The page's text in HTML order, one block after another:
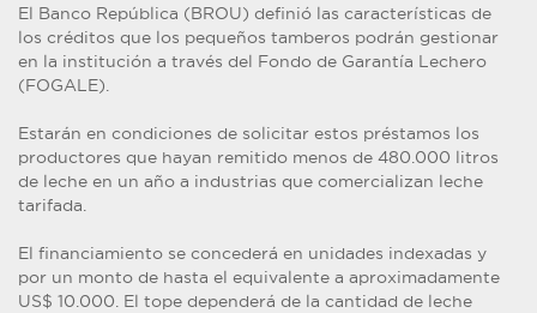
El Banco República (BROU) definió las características de
los créditos que los pequeños tamberos podrán gestionar
en la institución a través del Fondo de Garantía Lechero
(FOGALE).
Estarán en condiciones de solicitar estos préstamos los
productores que hayan remitido menos de 480.000 litros
de leche en un año a industrias que comercializan leche
tarifada.
El financiamiento se concederá en unidades indexadas y
por un monto de hasta el equivalente a aproximadamente
US$ 10.000. El tope dependerá de la cantidad de leche